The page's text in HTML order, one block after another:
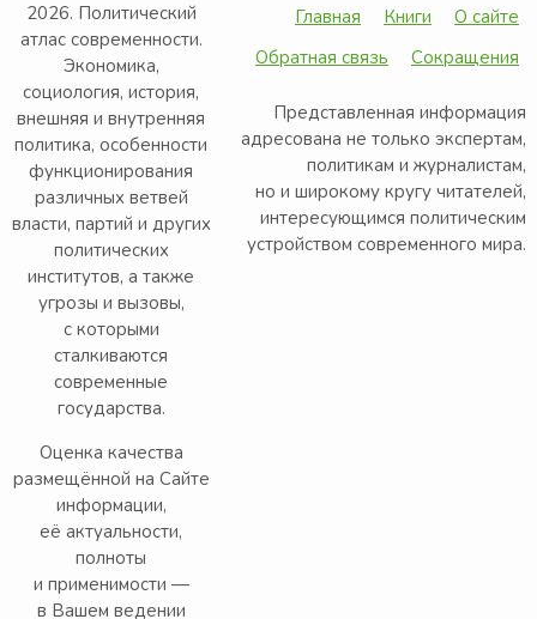
2026. Политический
атлас современности.
Экономика,
социология, история,
внешняя и внутренняя
политика, особенности
функционирования
различных ветвей
власти, партий и других
политических
институтов, а также
угрозы и вызовы,
с которыми
сталкиваются
современные
государства.
Оценка качества
размещённой на Сайте
информации,
её актуальности,
полноты
и применимости —
в Вашем ведении
Главная Книги
О сайте
Обратная связь
Сокращения
Представленная информация
адресована не только экспертам,
политикам и журналистам,
но и широкому кругу читателей,
интересующимся политическим
устройством современного мира.